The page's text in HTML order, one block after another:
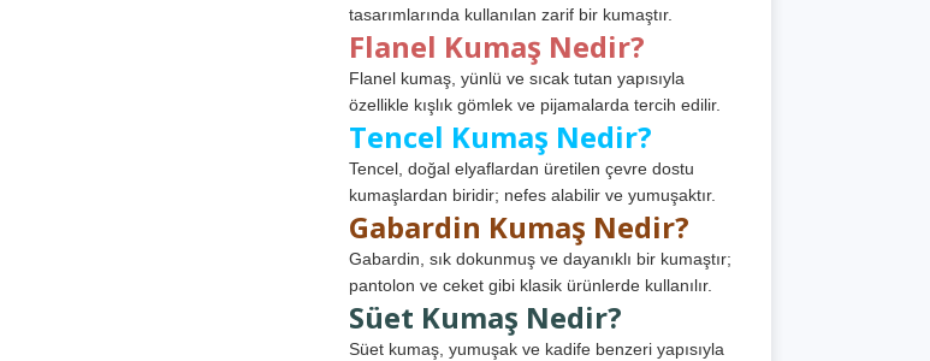
tasarımlarında kullanılan zarif bir kumaştır.
Flanel Kumaş Nedir?
Flanel kumaş, yünlü ve sıcak tutan yapısıyla
özellikle kışlık gömlek ve pijamalarda tercih edilir.
Tencel Kumaş Nedir?
Tencel, doğal elyaflardan üretilen çevre dostu
kumaşlardan biridir; nefes alabilir ve yumuşaktır.
Gabardin Kumaş Nedir?
Gabardin, sık dokunmuş ve dayanıklı bir kumaştır;
pantolon ve ceket gibi klasik ürünlerde kullanılır.
Süet Kumaş Nedir?
Süet kumaş, yumuşak ve kadife benzeri yapısıyla